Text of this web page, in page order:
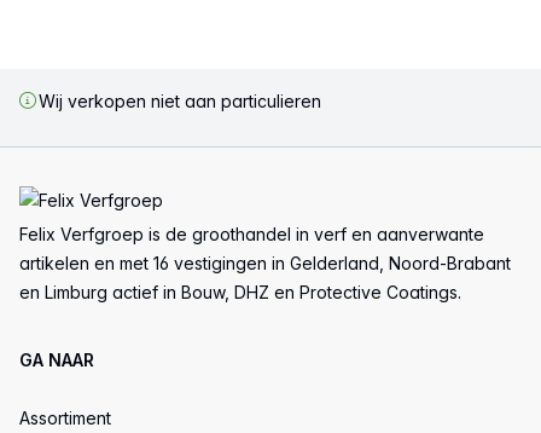
Wij verkopen niet aan particulieren
Felix Verfgroep is de groothandel in verf en aanverwante
artikelen en met 16 vestigingen in Gelderland, Noord-Brabant
en Limburg actief in Bouw, DHZ en Protective Coatings.
GA NAAR
Assortiment